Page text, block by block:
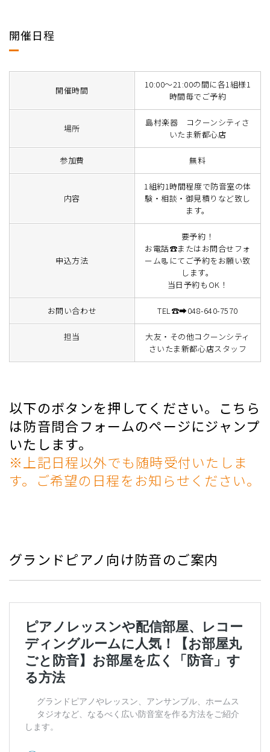
開催日程
開催時間
10:00～21:00の間に各1組様1
時間毎でご予約
場所
島村楽器 コクーンシティさ
いたま新都心店
参加費 無料
内容
1組約1時間程度で防音室の体
験・相談・御見積りなど致し
ます。
申込方法
要予約！
お電話☎またはお問合せフォ
ーム📃にてご予約をお願い致
します。
当日予約もOK！
お問い合わせ TEL☎➡048-640-7570
担当
大友・その他コクーンシティ
さいたま新都心店スタッフ
以下のボタンを押してください。こちら
は防音問合フォームのページにジャンプ
いたします。
※上記日程以外でも随時受付いたしま
す。ご希望の日程をお知らせください。
グランドピアノ向け防音のご案内